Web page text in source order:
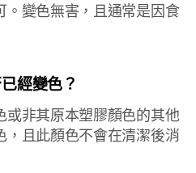
。變色無害，且通常是因食
經變色？
或非其原本塑膠顏色的其他
，且此顏色不會在清潔後消